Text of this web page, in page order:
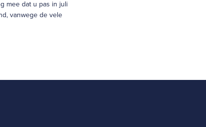
mee dat u pas in juli
vanwege de vele